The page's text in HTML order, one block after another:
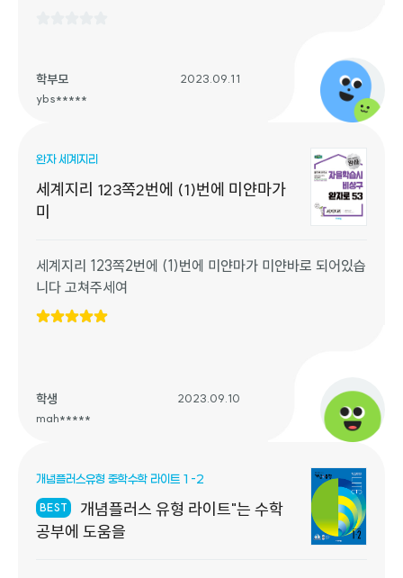
이 들었어요. 처음에는 모르는 어휘가 수두룩해서 당황했는
데 공부할수록 어휘가 점점 확장되어 가는 게 느껴졌어요.
주제별로 알아보는 한자성어, 특강체크 등 한 번 읽고 쓱 넘
더라구요.
또한 감상 체크와 정답 해설지의 지문 해제가 작품 이해하는
데 많은 도움이 되었습니다.
학부모
ybs*****
2023.09.11
완자 세계지리
세계지리 123쪽2번에 (1)번에 미얀마가
미
세계지리 123쪽2번에 (1)번에 미얀마가 미얀바로 되어있습
니다 고쳐주세여
학생
mah*****
2023.09.10
개념플러스유형 중학수학 라이트 1-2
BEST
개념플러스 유형 라이트"는 수학
공부에 도움을